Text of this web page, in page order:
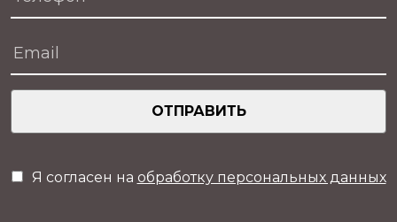
ОТПРАВИТЬ
Я согласен на обработку персональных данных